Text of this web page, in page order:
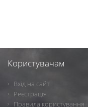
Користувачам
Вхід на сайт
Реєстрація
Правила користування